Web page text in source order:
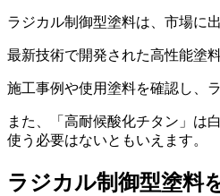
ラジカル制御型塗料は、市場に
最新技術で開発された高性能塗
施工事例や使用塗料を確認し、
また、「高耐候酸化チタン」は
使う必要はないともいえます。
ラジカル制御型塗料